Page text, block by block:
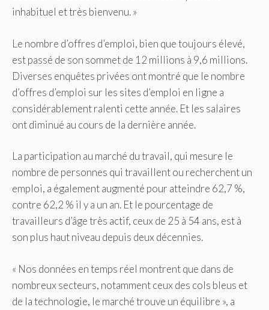
inhabituel et très bienvenu. »
Le nombre d’offres d’emploi, bien que toujours élevé,
est passé de son sommet de 12 millions à 9,6 millions.
Diverses enquêtes privées ont montré que le nombre
d’offres d’emploi sur les sites d’emploi en ligne a
considérablement ralenti cette année. Et les salaires
ont diminué au cours de la dernière année.
La participation au marché du travail, qui mesure le
nombre de personnes qui travaillent ou recherchent un
emploi, a également augmenté pour atteindre 62,7 %,
contre 62,2 % il y a un an. Et le pourcentage de
travailleurs d’âge très actif, ceux de 25 à 54 ans, est à
son plus haut niveau depuis deux décennies.
« Nos données en temps réel montrent que dans de
nombreux secteurs, notamment ceux des cols bleus et
de la technologie, le marché trouve un équilibre », a